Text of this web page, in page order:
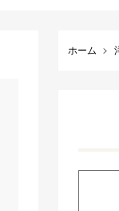
ホーム